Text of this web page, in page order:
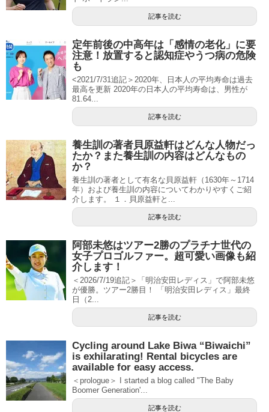
記事を読む
定年前後の中高年は「感情の老化」に要
注意！放置すると認知症やうつ病の危険
も
<2021/7/31追記＞2020年、日本人の平均寿命は過去
最高を更新 2020年の日本人の平均寿命は、男性が
81.64...
記事を読む
養生訓の著者貝原益軒はどんな人物だっ
たか？また養生訓の内容はどんなもの
か？
養生訓の著者として有名な貝原益軒（1630年～1714
年）および養生訓の内容についてわかりやすくご紹
介します。 １．貝原益軒と...
記事を読む
阿部未悠はツアー2勝のプラチナ世代の
女子プロゴルファー。超可愛い画像も紹
介します！
＜2026/7/19追記＞「明治安田レディス」で阿部未悠
が優勝。ツアー2勝目！ 「明治安田レディス」最終
日（2...
記事を読む
Cycling around Lake Biwa “Biwaichi”
is exhilarating! Rental bicycles are
available for easy access.
＜prologue＞ I started a blog called "The Baby
Boomer Generation'...
記事を読む